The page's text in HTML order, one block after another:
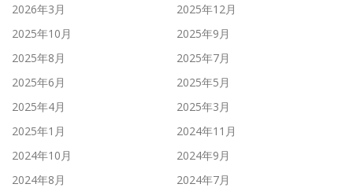
2026年3月
2025年12月
2025年10月
2025年9月
2025年8月
2025年7月
2025年6月
2025年5月
2025年4月
2025年3月
2025年1月
2024年11月
2024年10月
2024年9月
2024年8月
2024年7月